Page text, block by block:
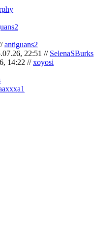
antiguans2
22:51 // SelenaSBurks
14:22 //xoyosi